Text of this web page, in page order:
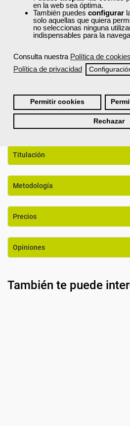
en la web sea óptima.
También puedes configurar
solo aquellas que quiera
no seleccionas ninguna
indispensables para la
Consulta nuestra Política de cookies
Política de privacidad
Permitir cookies
Rechazar
Actividad offline.
Tarea del tipo "Subir un solo
Tarea del tipo "Subida avanzada
Tarea del tipo "Texto en línea".
Bases de Datos.
Configuración de la base de
Plantilla simple.
Plantilla de lista.
Titulación
Metodología
Precios
Opiniones
También te puede